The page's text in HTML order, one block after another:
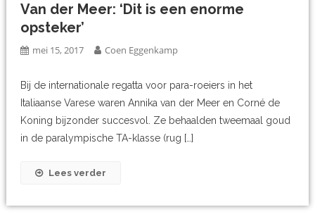
Van der Meer: ‘Dit is een enorme
opsteker’
mei 15, 2017 Coen Eggenkamp
Bij de internationale regatta voor para-roeiers in het
Italiaanse Varese waren Annika van der Meer en Corné de
Koning bijzonder succesvol. Ze behaalden tweemaal goud
in de paralympische TA-klasse (rug […]
Lees verder